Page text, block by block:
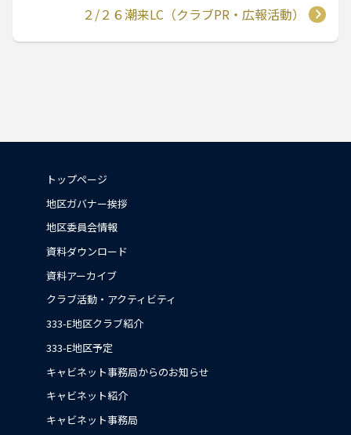
２/２６潮来LC（クラブPR・広報活動）
トップページ
地区ガバナー挨拶
地区委員会情報
資料ダウンロード
資料アーカイブ
クラブ活動・アクティビティ
333-E地区クラブ紹介
333-E地区予定
キャビネット事務局からのお知らせ
キャビネット紹介
キャビネット事務局